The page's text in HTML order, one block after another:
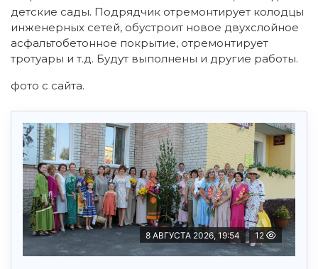
детские сады. Подрядчик отремонтирует колодцы
инженерных сетей, обустроит новое двухслойное
асфальтобетонное покрытие, отремонтирует
тротуары и т.д. Будут выполнены и другие работы.
фото с сайта.
8 АВГУСТА 2026, 19:54 12